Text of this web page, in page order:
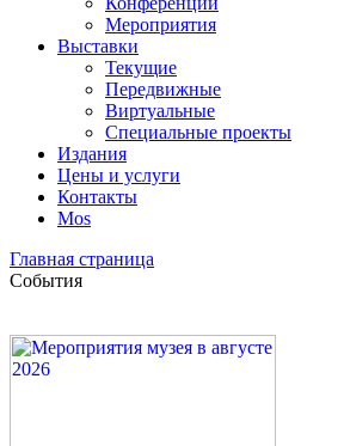
Мероприятия
Выставки
Текущие
Передвижные
Виртуальные
Специальные проекты
Издания
Цены и услуги
Контакты
Mos
Главная страница
События